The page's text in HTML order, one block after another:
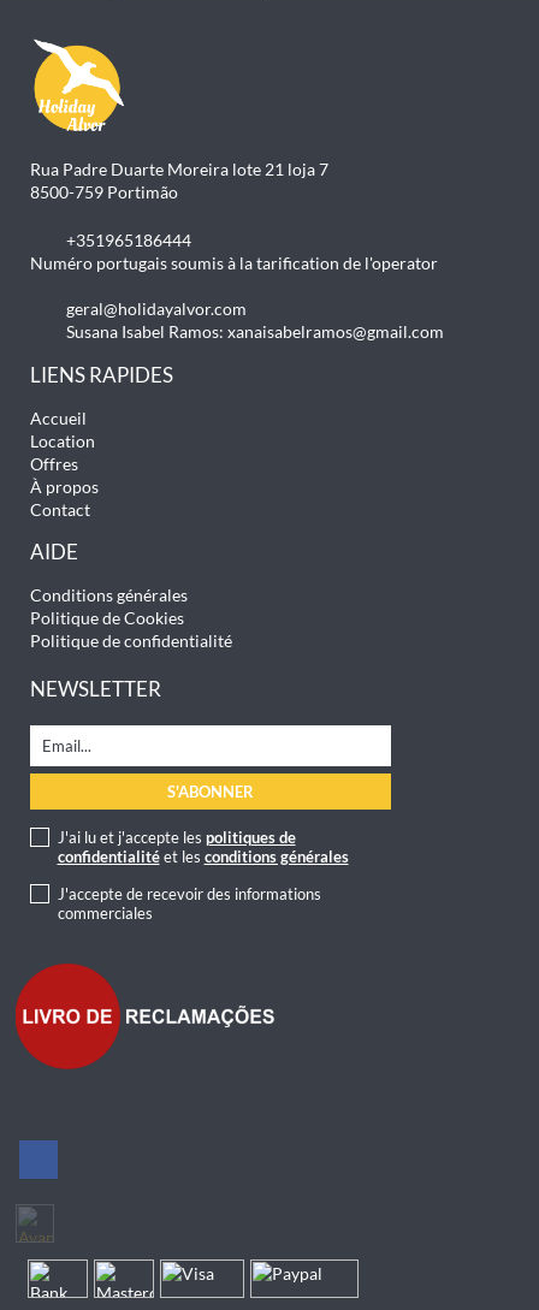
Rua Padre Duarte Moreira lote 21 loja 7
8500-759 Portimão
+351965186444
Numéro portugais soumis à la tarification de l'operator
geral@holidayalvor.com
Susana Isabel Ramos: xanaisabelramos@gmail.com
LIENS RAPIDES
Accueil
Location
Offres
À propos
Contact
AIDE
Conditions générales
Politique de Cookies
Politique de confidentialité
NEWSLETTER
J'ai lu et j'accepte les politiques de
confidentialitéet les conditions générales
J'accepte de recevoir des informations
commerciales